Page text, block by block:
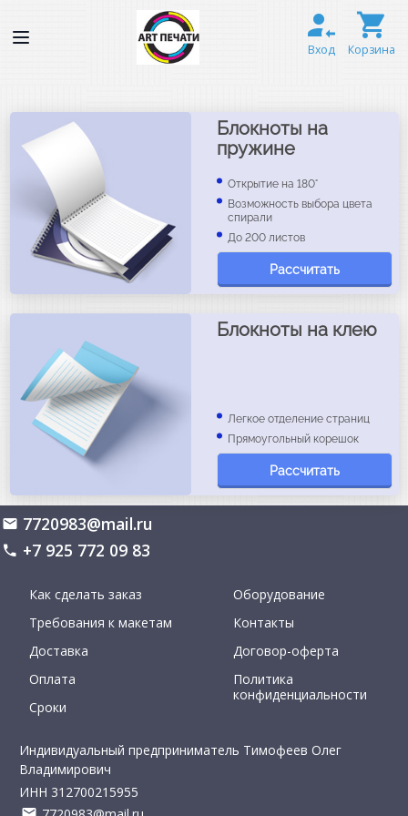
Вход Корзина
Блокноты на
пружине
Открытие на 180°
Возможность выбора цвета
спирали
До 200 листов
Рассчитать
Блокноты на клею
Легкое отделение страниц
Прямоугольный корешок
Рассчитать
7720983@mail.ru
+7 925 772 09 83
Как сделать заказ
Требования к макетам
Доставка
Оплата
Сроки
Оборудование
Контакты
Договор-оферта
Политика
конфиденциальности
Индивидуальный предприниматель Тимофеев Олег
Владимирович
ИНН 312700215955